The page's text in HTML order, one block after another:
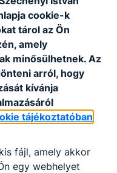
+ 36 23 354 444
: + 36 23 354 444
cookie-k
tárol az Ön
amely
minősülhetnek. Az
arról, hogy
kívánja
tájékoztatóban
fájl, amely akkor
egy webhelyet